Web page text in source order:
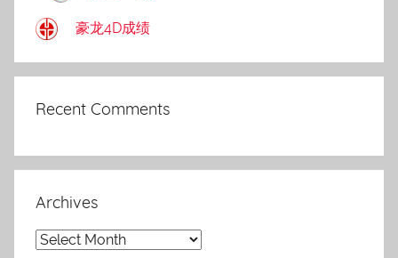
豪龙4D成绩
Recent Comments
Archives
Archives